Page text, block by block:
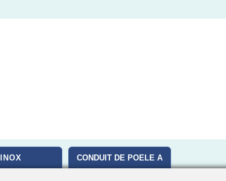
INOX CONDUIT DE POELE A